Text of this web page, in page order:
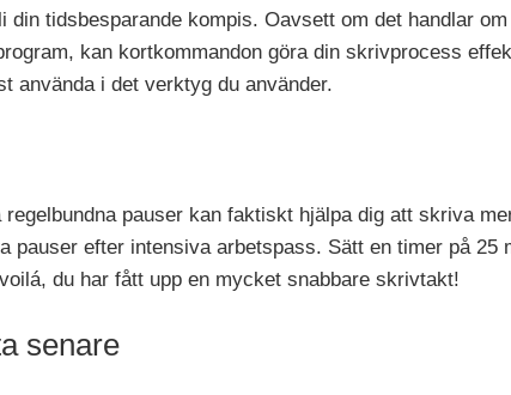
din tidsbesparande kompis. Oavsett om det handlar
kan kortkommandon göra din skrivprocess
använda i det verktyg du använder.
pauser kan faktiskt hjälpa dig att skriva
pauser efter intensiva arbetspass. Sätt en timer på 25
du har fått upp en mycket snabbare skrivtakt!
senare